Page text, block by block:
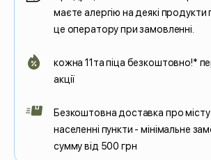
маєте алергію на деякі
це оператору при замовленні.
кожна 11та піца безкоштовно!*
акції
Безкоштовна доставка про
населенні пункти - мінімальне
сумму від 500 грн